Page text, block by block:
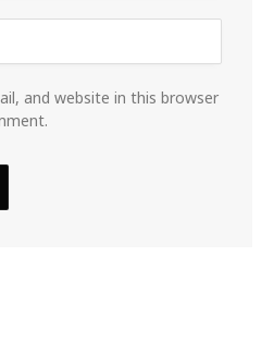
and website in this browser